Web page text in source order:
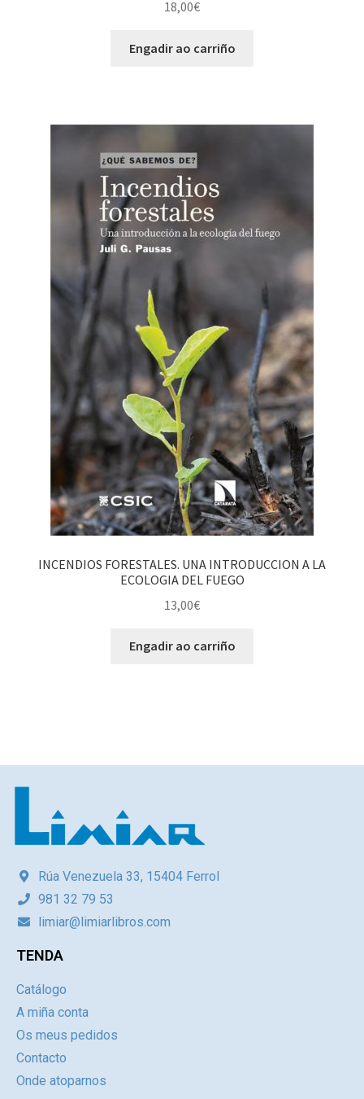
18,00€
Engadir ao carriño
INCENDIOS FORESTALES. UNA INTRODUCCION A LA
ECOLOGIA DEL FUEGO
13,00€
Engadir ao carriño
Rúa Venezuela 33, 15404 Ferrol
981 32 79 53
limiar@limiarlibros.com
TENDA
Catálogo
A miña conta
Os meus pedidos
Contacto
Onde atoparnos